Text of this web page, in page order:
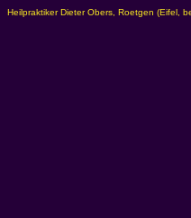
Heilpraktiker Dieter Obers, Roetgen (Eifel,